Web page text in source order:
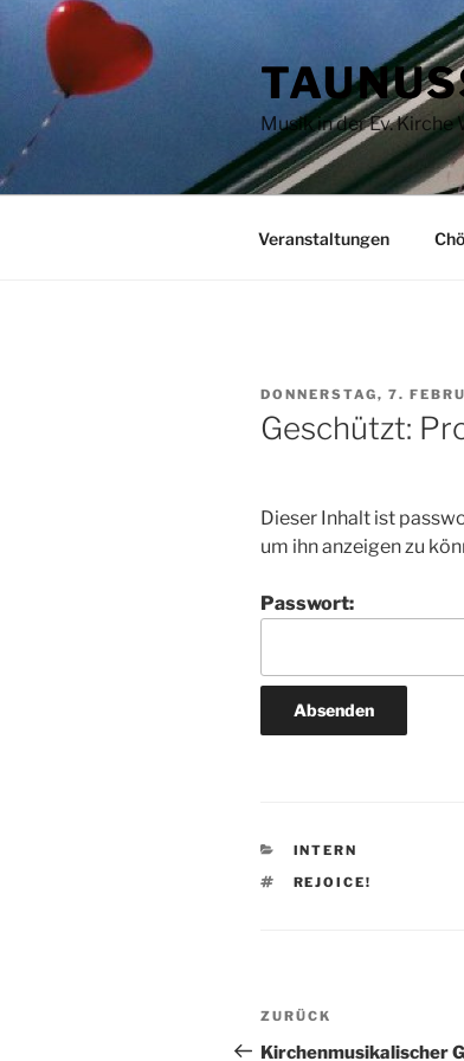
Zum
Inhalt
springen
Musik in der Ev. Kirche
Veranstaltungen
VERÖFFENTLICHT
AM
DONNERSTAG, 7.
Geschützt:
Dieser Inhalt ist
um ihn anzeigen zu
Passwort:
KATEGORIEN
INTERN
SCHLAGWÖRTER
REJOICE!
Vorheriger
Beitrag
ZURÜCK
Kirchenmusikalischer